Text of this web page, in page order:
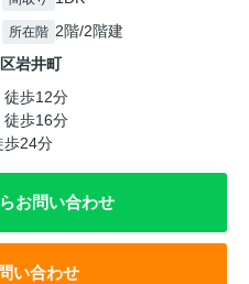
所在階 2階/2階建
岩井町
徒歩12分
徒歩16分
歩24分
お問い合わせ
い合わせ